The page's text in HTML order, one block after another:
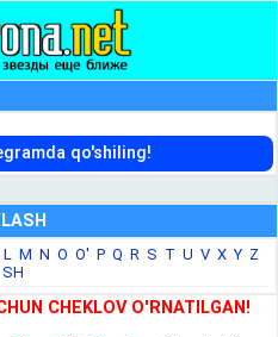
qo'shiling!
L M N O O' P Q R S T U V X Y Z
SH
CHEKLOV O'RNATILGAN!